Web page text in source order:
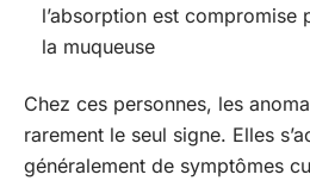
l’absorption est compromise
la muqueuse
Chez ces personnes, les
rarement le seul signe. Elles
généralement de symptômes